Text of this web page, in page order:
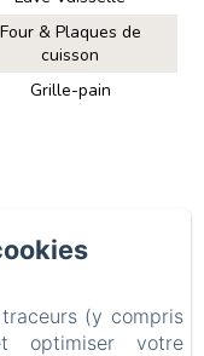
Four & Plaques de
cuisson
Grille-pain
(y compris
optimiser votre